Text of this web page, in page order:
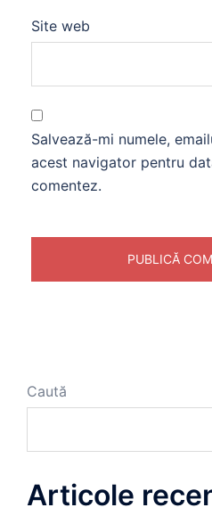
Site web
Salvează-mi numele,
acest navigator pentru
comentez.
Caută
Articole